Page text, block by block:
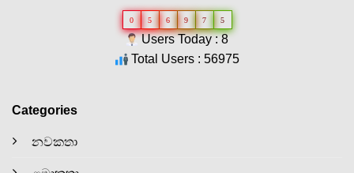
0 5 6 9 7 5
Users Today : 8
Total Users : 56975
Categories
නවකතා